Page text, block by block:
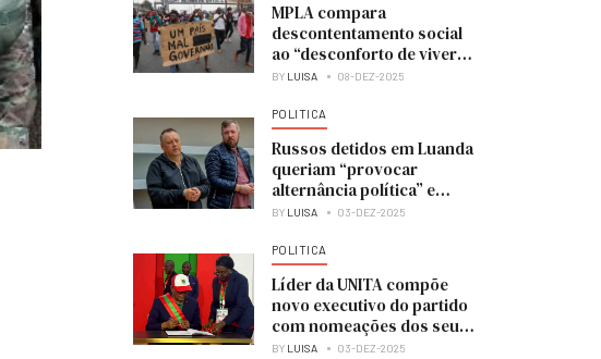
MPLA compara
descontentamento social
ao “desconforto de viver
numa casa em obras”
BY LUISA 08-DEZ-2025
POLITICA
Russos detidos em Luanda
queriam “provocar
alternância política” e
colocar UNITA no poder
BY LUISA 03-DEZ-2025
POLITICA
Líder da UNITA compõe
novo executivo do partido
com nomeações dos seus
membros
BY LUISA 03-DEZ-2025